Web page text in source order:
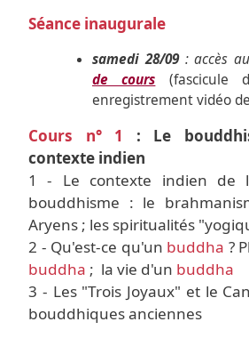
Séance inaugurale
samedi 28/09: accès
de cours
(fascicule
enregistrement vidéo
Cours n° 1
: Le
contexte indien
1 - Le contexte indien de
bouddhisme : le
Aryens ; les spiritualités
2 - Qu'est-ce qu'un buddha ?
buddha ; la vie d'un buddha
3 - Les "Trois Joyaux" et le
bouddhiques anciennes